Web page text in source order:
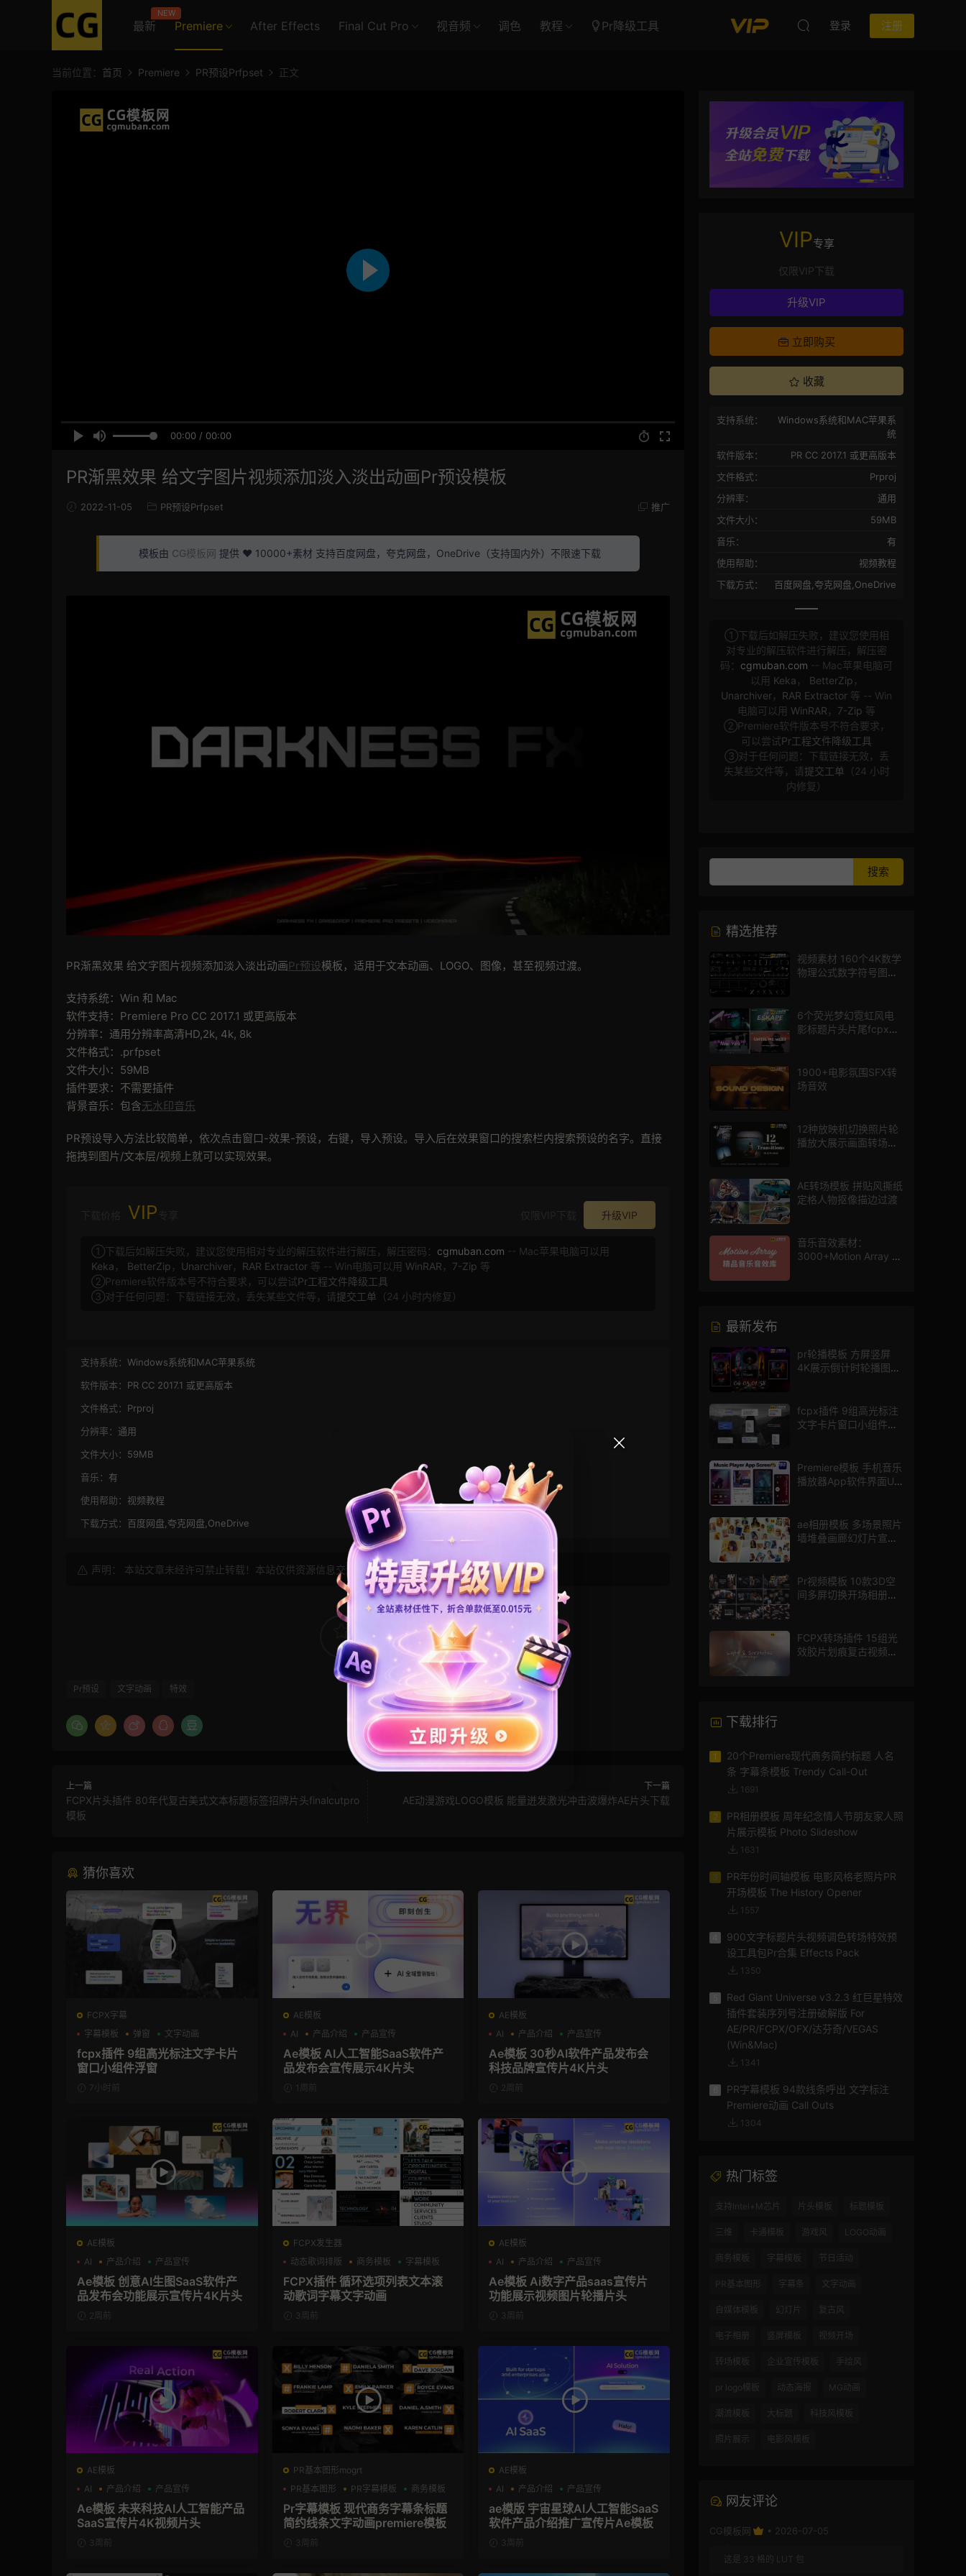
最新
NEW
Premiere After Effects Final Cut Pro 视音频 调色 教程 Pr降级工具 登录 注册
当前位置： 首页 Premiere PR预设Prfpset 正文
00:00 / 00:00
PR渐黑效果 给文字图片视频添加淡入淡出动画Pr预设模板
2022-11-05 PR预设Prfpset 推广
模板由 CG模板网 提供 ❤️ 10000+素材 支持百度网盘，夸克网盘，OneDrive（支持国内外）不限速下载
PR渐黑效果 给文字图片视频添加淡入淡出动画Pr预设模板，适用于文本动画、LOGO、图像，甚至视频过渡。
支持系统：Win 和 Mac
软件支持：Premiere Pro CC 2017.1 或更高版本
分辨率：通用分辨率高清HD,2k, 4k, 8k
文件格式：.prfpset
文件大小：59MB
插件要求：不需要插件
背景音乐：包含无水印音乐
PR预设导入方法比较简单，依次点击窗口-效果-预设，右键，导入预设。导入后在效果窗口的搜索栏内搜索预设的名字。直接
拖拽到图片/文本层/视频上就可以实现效果。
VIP 升级VIP
①下载后如解压失败，建议您使用相对专业的解压软件进行解压，解压密码： cgmuban.com -- Mac苹果电脑可以用
Keka ， BetterZip ， Unarchiver， RAR Extractor 等 -- Win电脑可以用 WinRAR ， 7-Zip 等
②Premiere软件版本号不符合要求，可以尝试Pr工程文件降级工具
③对于任何问题：下载链接无效，丢失某些文件等，请提交工单 （24 小时内修复）
支持系统： Windows系统和MAC苹果系统
软件版本： PR CC 2017.1 或更高版本
文件格式： Prproj
分辨率： 通用
文件大小： 59MB
音乐： 有
使用帮助： 视频教程
下载方式： 百度网盘,夸克网盘,OneDrive
声明： 本站文章未经许可禁止转载！本站仅供资源信息交流学习， 版权说明点此了解！
6
Pr预设 文字动画 特效
上一篇
FCPX片头插件 80年代复古美式文本标题标签招牌片头finalcutpro
模板
下一篇
AE动漫游戏LOGO模板 能量迸发激光冲击波爆炸AE片头下载
猜你喜欢
FCPX字幕
字幕模板
弹窗 文字动画
fcpx插件 9组高光标注文字卡片
窗口小组件浮窗
7小时前
AE模板
AI
产品介绍 产品宣传
Ae模板 AI人工智能SaaS软件产
品发布会宣传展示4K片头
1周前
AE模板
AI
产品介绍 产品宣传
Ae模板 30秒AI软件产品发布会
科技品牌宣传片4K片头
2周前
AE模板
AI
产品介绍 产品宣传
Ae模板 创意AI生图SaaS软件产
品发布会功能展示宣传片4K片头
2周前
FCPX发生器
动态歌词排版
商务模板 字幕模板
FCPX插件 循环选项列表文本滚
动歌词字幕文字动画
3周前
AE模板
AI
产品介绍 产品宣传
Ae模板 Ai数字产品saas宣传片
功能展示视频图片轮播片头
3周前
AE模板
AI
产品介绍 产品宣传
Ae模板 未来科技AI人工智能产品
SaaS宣传片4K视频片头
3周前
PR基本图形mogrt
PR基本图形
PR字幕模板 商务模板
Pr字幕模板 现代商务字幕条标题
简约线条文字动画premiere模板
3周前
AE模板
AI
产品介绍 产品宣传
ae模版 宇宙星球AI人工智能SaaS
软件产品介绍推广宣传片Ae模板
3周前
VIP专享
仅限VIP下载
升级VIP
立即购买
收藏
支持系统：
Windows系统和MAC苹果系
统
软件版本：
PR CC 2017.1 或更高版本
文件格式：
Prproj
分辨率：
通用
文件大小：
59MB
音乐：
有
使用帮助：
视频教程
下载方式：
百度网盘,夸克网盘,OneDrive
①下载后如解压失败，建议您使用相
对专业的解压软件进行解压，解压密
码： cgmuban.com -- Mac苹果电脑可
以用 Keka ， BetterZip ，
Unarchiver， RAR Extractor 等 -- Win
电脑可以用 WinRAR ， 7-Zip 等
②Premiere软件版本号不符合要求，
可以尝试Pr工程文件降级工具
③对于任何问题：下载链接无效，丢
失某些文件等，请提交工单 （24 小时
内修复）
精选推荐
视频素材 160个4K数学
物理公式数字符号图标
6个荧光梦幻霓虹风电
影标题片头片尾fcpx插
1900+电影氛围SFX转
场音效
12种放映机切换照片轮
播放大展示画面转场动
AE转场模板 拼贴风撕纸
定格人物抠像描边过渡
音乐音效素材：
3000+Motion Array 影
最新发布
pr轮播模板 方屏竖屏
4K展示倒计时轮播图
fcpx插件 9组高光标注
文字卡片窗口小组件浮
Premiere模板 手机音乐
播放器App软件界面UI
ae相册模板 多场景照片
墙堆叠画廊幻灯片宣传
Pr视频模板 10款3D空
间多屏切换开场相册视
FCPX转场插件 15组光
效胶片划痕复古视频过
下载排行
1
20个Premiere现代商务简约标题 人名
条 字幕条模板 Trendy Call-Out
1691
2
PR相册模板 周年纪念情人节朋友家人照
片展示模板 Photo Slideshow
1631
3
PR年份时间轴模板 电影风格老照片PR
开场模板 The History Opener
1557
900文字标题片头视频调色转场特效预
设工具包Pr合集 Effects Pack
1350
Red Giant Universe v3.2.3 红巨星特效
插件套装序列号注册破解版 For
AE/PR/FCPX/OFX/达芬奇/VEGAS
(Win&Mac)
1341
PR字幕模板 94款线条呼出 文字标注
Premiere动画 Call Outs
1304
热门标签
支持Intel+M芯片 片头模板 标题模板
三维 卡通模板 游戏风 LOGO动画
商务模板 字幕模板 节日活动
PR基本图形 字幕条 文字动画
自媒体模板 幻灯片 复古风
电子相册 竖屏模板 视频开场
转场模板 企业宣传模板 手绘风
pr logo模板 动态海报 MG动画
潮流模板 大标题 科技风模板
照片展示 电影风模板
网友评论
CG模板网 • 2026-07-05
这是 33 格的 LUT 包